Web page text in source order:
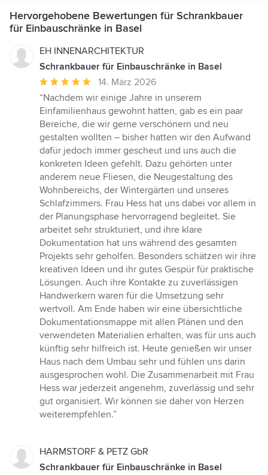
Hervorgehobene Bewertungen für Schrankbauer
für Einbauschränke in Basel
EH INNENARCHITEKTUR
Schrankbauer für Einbauschränke in Basel
Durchschnittliche
Bewertung:
5
von
5
Sternen
14. März 2026
“Nachdem wir einige Jahre in unserem
Einfamilienhaus gewohnt hatten, gab es ein paar
Bereiche, die wir gerne verschönern und neu
gestalten wollten – bisher hatten wir den Aufwand
dafür jedoch immer gescheut und uns auch die
konkreten Ideen gefehlt. Dazu gehörten unter
anderem neue Fliesen, die Neugestaltung des
Wohnbereichs, der Wintergärten und unseres
Schlafzimmers. Frau Hess hat uns dabei vor allem in
der Planungsphase hervorragend begleitet. Sie
arbeitet sehr strukturiert, und ihre klare
Dokumentation hat uns während des gesamten
Projekts sehr geholfen. Besonders schätzen wir ihre
kreativen Ideen und ihr gutes Gespür für praktische
Lösungen. Auch ihre Kontakte zu zuverlässigen
Handwerkern waren für die Umsetzung sehr
wertvoll. Am Ende haben wir eine übersichtliche
Dokumentationsmappe mit allen Plänen und den
verwendeten Materialien erhalten, was für uns auch
künftig sehr hilfreich ist. Heute genießen wir unser
Haus nach dem Umbau sehr und fühlen uns darin
ausgesprochen wohl. Die Zusammenarbeit mit Frau
Hess war jederzeit angenehm, zuverlässig und sehr
gut organisiert. Wir können sie daher von Herzen
weiterempfehlen.”
HARMSTORF & PETZ GbR
Schrankbauer für Einbauschränke in Basel